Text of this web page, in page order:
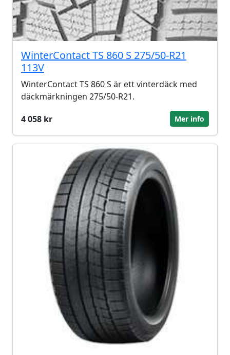
WinterContact TS 860 S 275/50-R21
113V
WinterContact TS 860 S är ett vinterdäck med
däckmärkningen 275/50-R21.
4 058 kr
Mer info